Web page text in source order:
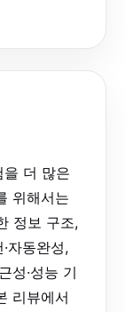
더 많은
위해서는
정보 구조,
자동완성,
성·성능 기
리뷰에서